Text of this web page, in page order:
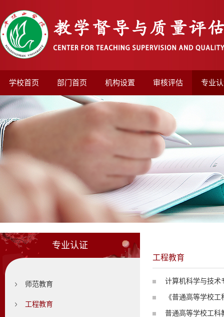
学校首页 部门首页 机构设置 审核评估 专业
专业认证
师范教育
工程教育
工程教育
计算机科学与技术
《普通高等学校
普通高等学校工科